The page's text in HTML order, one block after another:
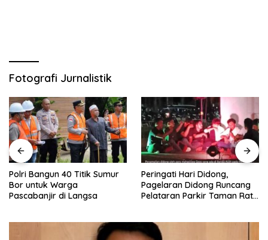
Fotografi Jurnalistik
Polri Bangun 40 Titik Sumur
Bor untuk Warga
Pascabanjir di Langsa
Peringati Hari Didong,
Pagelaran Didong Runcang
Pelataran Parkir Taman Ratu